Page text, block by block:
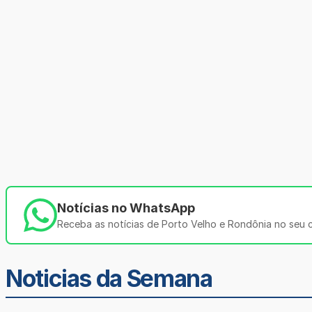
Notícias no WhatsApp
Receba as notícias de Porto Velho e Rondônia no seu
Noticias da Semana